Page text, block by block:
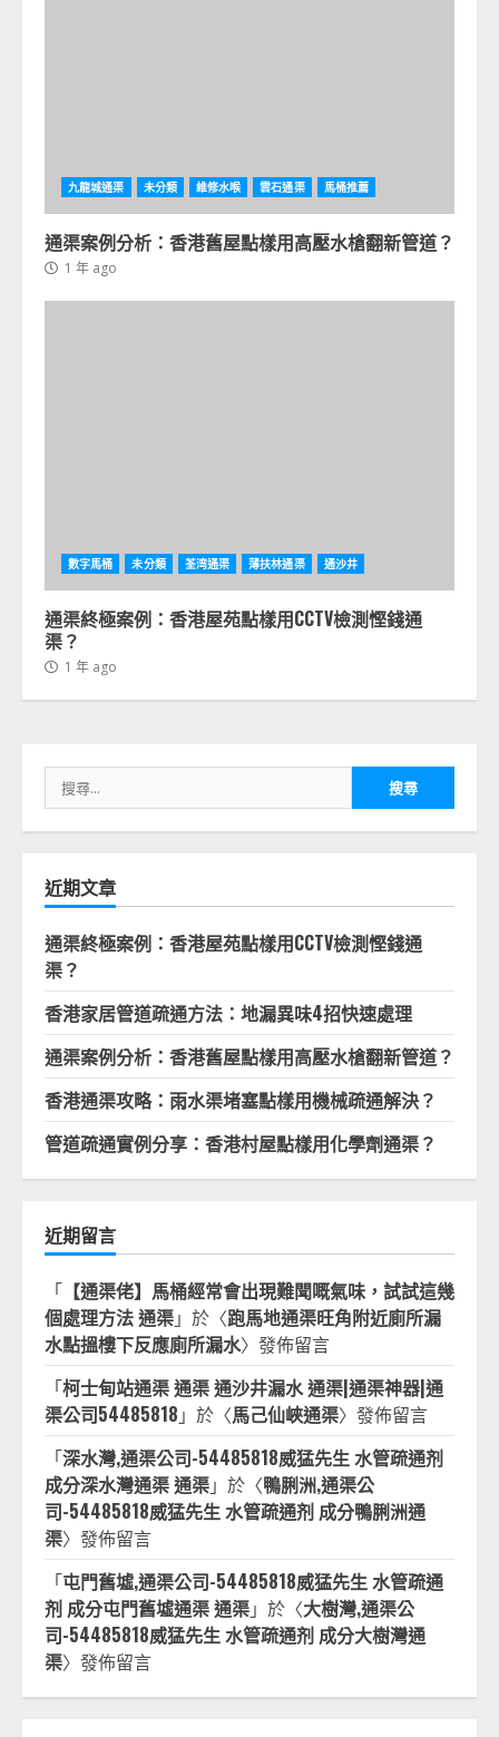
九龍城通渠 未分類 維修水喉 雲石通渠 馬桶推薦
通渠案例分析：香港舊屋點樣用高壓水槍翻新管道？
1 年 ago
數字馬桶 未分類 荃湾通渠 薄扶林通渠 通沙井
通渠終極案例：香港屋苑點樣用CCTV檢測慳錢通
渠？
1 年 ago
尋
關
字:
近期文章
通渠終極案例：香港屋苑點樣用CCTV檢測慳錢通
渠？
香港家居管道疏通方法：地漏異味4招快速處理
通渠案例分析：香港舊屋點樣用高壓水槍翻新管道？
香港通渠攻略：雨水渠堵塞點樣用機械疏通解決？
管道疏通實例分享：香港村屋點樣用化學劑通渠？
近期留言
「 【通渠佬】馬桶經常會出現難聞嘅氣味，試試這幾
個處理方法 通渠」於〈跑馬地通渠旺角附近廁所漏
水點搵樓下反應廁所漏水〉發佈留言
「柯士甸站通渠 通渠 通沙井漏水 通渠|通渠神器|通
渠公司54485818 」於〈馬己仙峽通渠〉發佈留言
「深水灣,通渠公司-54485818威猛先生 水管疏通剂
成分深水灣通渠 通渠」於〈鴨脷洲,通渠公
司-54485818威猛先生 水管疏通剂 成分鴨脷洲通
渠〉發佈留言
「屯門舊墟,通渠公司-54485818威猛先生 水管疏通
剂 成分屯門舊墟通渠 通渠」於〈大樹灣,通渠公
司-54485818威猛先生 水管疏通剂 成分大樹灣通
渠〉發佈留言